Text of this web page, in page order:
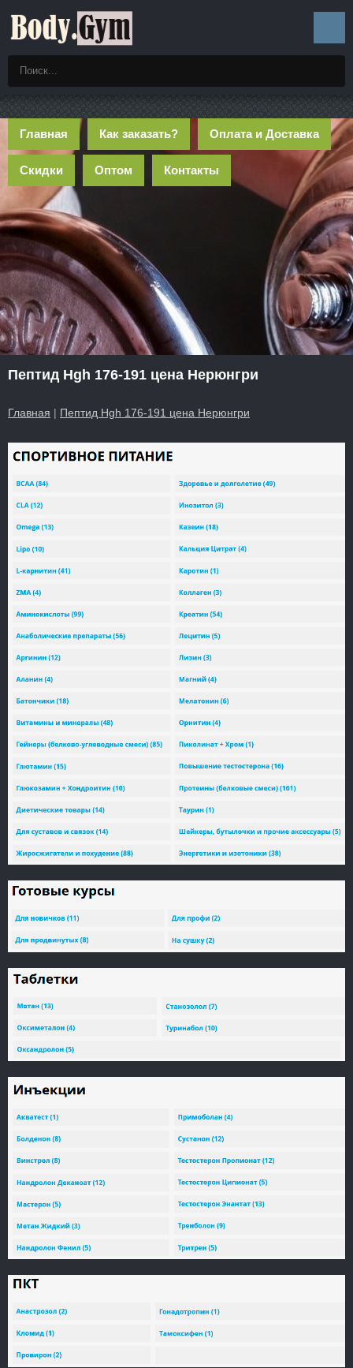
Главная Как заказать? Оплата и Доставка
Скидки Оптом Контакты
Пептид Hgh 176-191 цена Нерюнгри
Главная | Пептид Hgh 176-191 цена Нерюнгри